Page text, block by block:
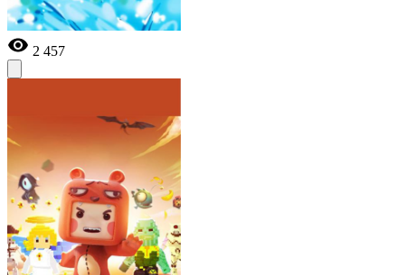
2 457